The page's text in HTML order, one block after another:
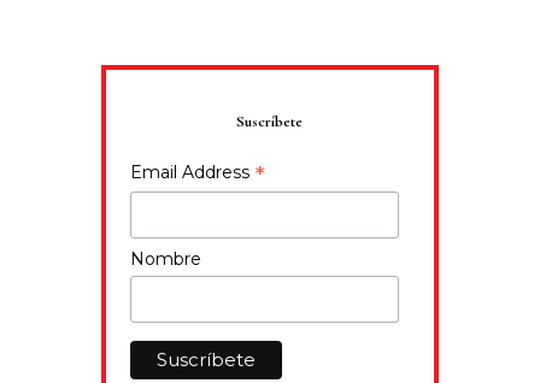
Suscríbete
Email Address *
Nombre